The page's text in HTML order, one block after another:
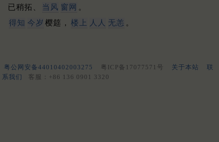
已稍拓、
当风 窗网 。
得知 今岁 樱筵， 楼上 人人 无恙 。
粤公网安备44010402003275 粤ICP备17077571号 关于本站
联
系我们
客服：+86 136 0901 3320